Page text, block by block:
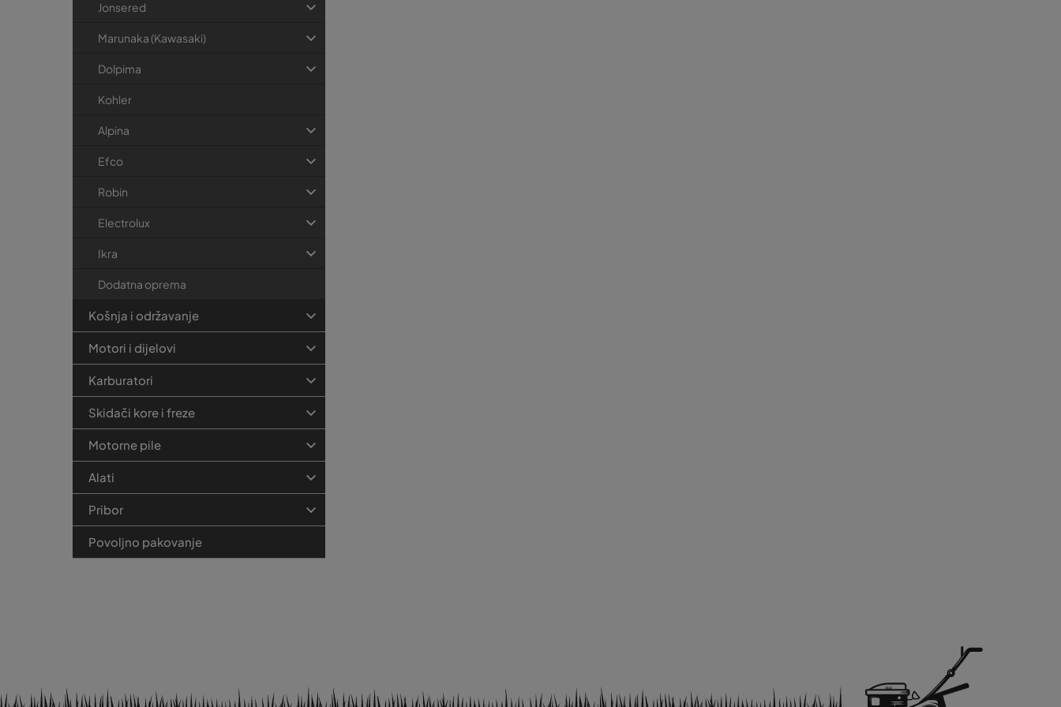
Jonsered
Marunaka (Kawasaki)
Dolpima
Kohler
Alpina
Efco
Robin
Electrolux
Ikra
Dodatna oprema
Košnja i održavanje
Motori i dijelovi
Karburatori
Skidači kore i freze
Motorne pile
Alati
Pribor
Povoljno pakovanje